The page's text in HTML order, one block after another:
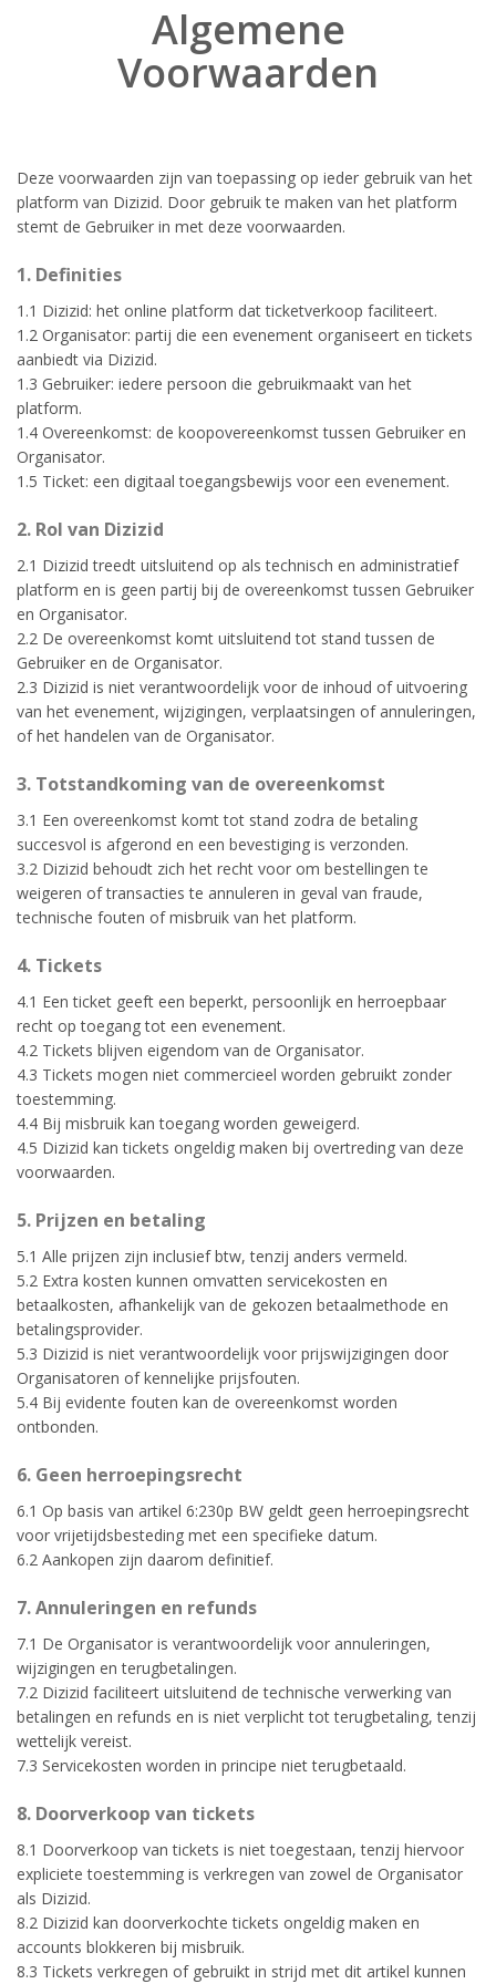
Algemene
Voorwaarden
Deze voorwaarden zijn van toepassing op ieder gebruik van het
platform van Dizizid. Door gebruik te maken van het platform
stemt de Gebruiker in met deze voorwaarden.
1. Definities
1.1 Dizizid: het online platform dat ticketverkoop faciliteert.
1.2 Organisator: partij die een evenement organiseert en tickets
aanbiedt via Dizizid.
1.3 Gebruiker: iedere persoon die gebruikmaakt van het
platform.
1.4 Overeenkomst: de koopovereenkomst tussen Gebruiker en
Organisator.
1.5 Ticket: een digitaal toegangsbewijs voor een evenement.
2. Rol van Dizizid
2.1 Dizizid treedt uitsluitend op als technisch en administratief
platform en is geen partij bij de overeenkomst tussen Gebruiker
en Organisator.
2.2 De overeenkomst komt uitsluitend tot stand tussen de
Gebruiker en de Organisator.
2.3 Dizizid is niet verantwoordelijk voor de inhoud of uitvoering
van het evenement, wijzigingen, verplaatsingen of annuleringen,
of het handelen van de Organisator.
3. Totstandkoming van de overeenkomst
3.1 Een overeenkomst komt tot stand zodra de betaling
succesvol is afgerond en een bevestiging is verzonden.
3.2 Dizizid behoudt zich het recht voor om bestellingen te
weigeren of transacties te annuleren in geval van fraude,
technische fouten of misbruik van het platform.
4. Tickets
4.1 Een ticket geeft een beperkt, persoonlijk en herroepbaar
recht op toegang tot een evenement.
4.2 Tickets blijven eigendom van de Organisator.
4.3 Tickets mogen niet commercieel worden gebruikt zonder
toestemming.
4.4 Bij misbruik kan toegang worden geweigerd.
4.5 Dizizid kan tickets ongeldig maken bij overtreding van deze
voorwaarden.
5. Prijzen en betaling
5.1 Alle prijzen zijn inclusief btw, tenzij anders vermeld.
5.2 Extra kosten kunnen omvatten servicekosten en
betaalkosten, afhankelijk van de gekozen betaalmethode en
betalingsprovider.
5.3 Dizizid is niet verantwoordelijk voor prijswijzigingen door
Organisatoren of kennelijke prijsfouten.
5.4 Bij evidente fouten kan de overeenkomst worden
ontbonden.
6. Geen herroepingsrecht
6.1 Op basis van artikel 6:230p BW geldt geen herroepingsrecht
voor vrijetijdsbesteding met een specifieke datum.
6.2 Aankopen zijn daarom definitief.
7. Annuleringen en refunds
7.1 De Organisator is verantwoordelijk voor annuleringen,
wijzigingen en terugbetalingen.
7.2 Dizizid faciliteert uitsluitend de technische verwerking van
betalingen en refunds en is niet verplicht tot terugbetaling, tenzij
wettelijk vereist.
7.3 Servicekosten worden in principe niet terugbetaald.
8. Doorverkoop van tickets
8.1 Doorverkoop van tickets is niet toegestaan, tenzij hiervoor
expliciete toestemming is verkregen van zowel de Organisator
als Dizizid.
8.2 Dizizid kan doorverkochte tickets ongeldig maken en
accounts blokkeren bij misbruik.
8.3 Tickets verkregen of gebruikt in strijd met dit artikel kunnen